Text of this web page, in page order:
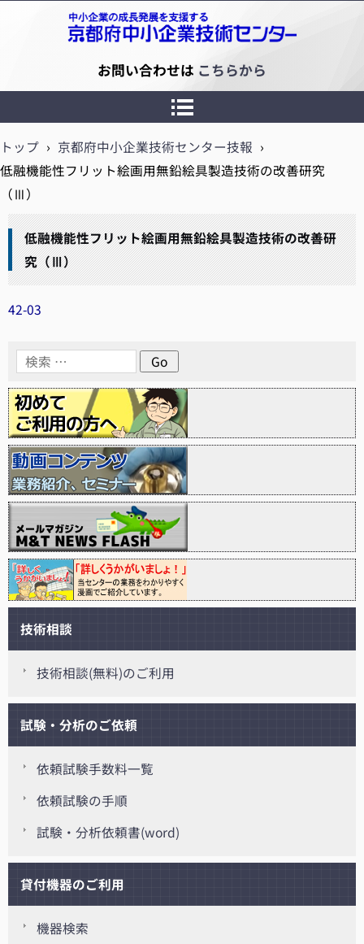
京都府中小企業技術センター
お問い合わせは こちらから
トップ › 京都府中小企業技術センター技報 ›
低融機能性フリット絵画用無鉛絵具製造技術の改善研究
（Ⅲ）
低融機能性フリット絵画用無鉛絵具製造技術の改善研
究（Ⅲ）
42-03
技術相談
技術相談(無料)のご利用
試験・分析のご依頼
依頼試験手数料一覧
依頼試験の手順
試験・分析依頼書(word)
貸付機器のご利用
機器検索